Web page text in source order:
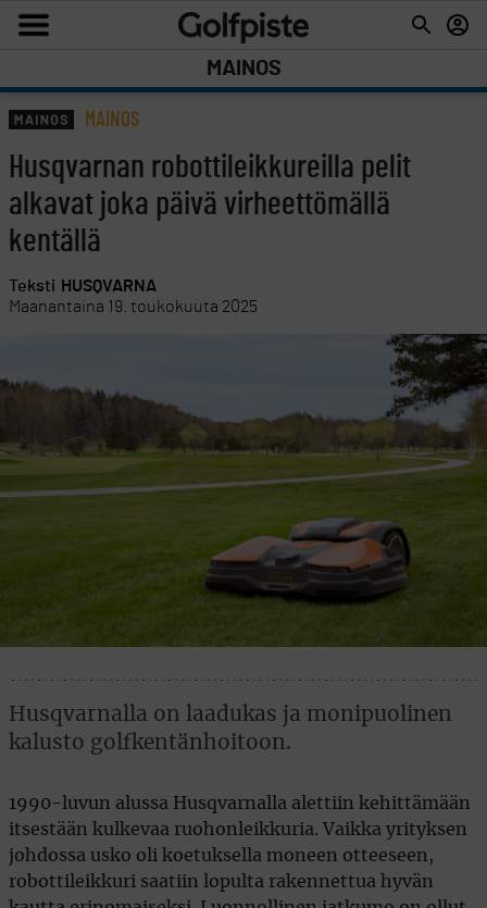
MAINOS
MAINOS
Husqvarnan robottileikkureilla pelit
alkavat joka päivä virheettömällä
kentällä
Teksti HUSQVARNA
Maanantaina 19. toukokuuta 2025
Husqvarnalla on laadukas ja monipuolinen
kalusto golfkentänhoitoon.
1990-luvun alussa Husqvarnalla alettiin kehittämään
itsestään kulkevaa ruohonleikkuria. Vaikka yrityksen
johdossa usko oli koetuksella moneen otteeseen,
robottileikkuri saatiin lopulta rakennettua hyvän